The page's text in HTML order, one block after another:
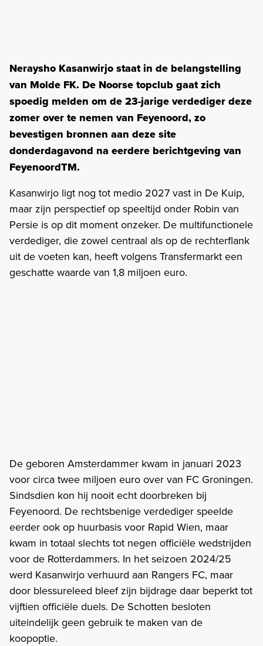
Neraysho Kasanwirjo staat in de belangstelling
van Molde FK. De Noorse topclub gaat zich
spoedig melden om de 23-jarige verdediger deze
zomer over te nemen van Feyenoord, zo
bevestigen bronnen aan deze site
donderdagavond na eerdere berichtgeving van
FeyenoordTM.
Kasanwirjo ligt nog tot medio 2027 vast in De Kuip,
maar zijn perspectief op speeltijd onder Robin van
Persie is op dit moment onzeker. De multifunctionele
verdediger, die zowel centraal als op de rechterflank
uit de voeten kan, heeft volgens Transfermarkt een
geschatte waarde van 1,8 miljoen euro.
De geboren Amsterdammer kwam in januari 2023
voor circa twee miljoen euro over van FC Groningen.
Sindsdien kon hij nooit echt doorbreken bij
Feyenoord. De rechtsbenige verdediger speelde
eerder ook op huurbasis voor Rapid Wien, maar
kwam in totaal slechts tot negen officiële wedstrijden
voor de Rotterdammers. In het seizoen 2024/25
werd Kasanwirjo verhuurd aan Rangers FC, maar
door blessureleed bleef zijn bijdrage daar beperkt tot
vijftien officiële duels. De Schotten besloten
uiteindelijk geen gebruik te maken van de
koopoptie.